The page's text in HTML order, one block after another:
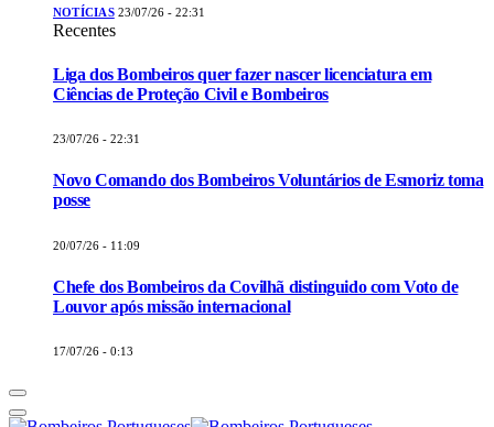
NOTÍCIAS 23/07/26 - 22:31
Recentes
Liga dos Bombeiros quer fazer nascer licenciatura em
Ciências de Proteção Civil e Bombeiros
23/07/26 - 22:31
Novo Comando dos Bombeiros Voluntários de Esmoriz toma
posse
20/07/26 - 11:09
Chefe dos Bombeiros da Covilhã distinguido com Voto de
Louvor após missão internacional
17/07/26 - 0:13